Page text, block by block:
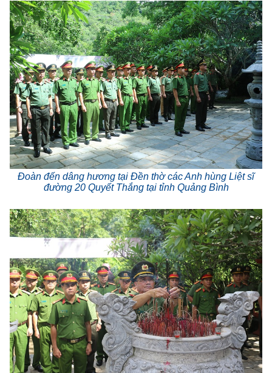
Đoàn đến dâng hương tại Đền thờ các Anh hùng Liệt sĩ
đường 20 Quyết Thắng tại tỉnh Quảng Bình